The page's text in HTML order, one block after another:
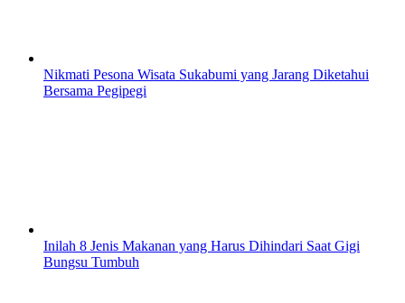
Nikmati Pesona Wisata Sukabumi yang Jarang Diketahui
Bersama Pegipegi
Inilah 8 Jenis Makanan yang Harus Dihindari Saat Gigi
Bungsu Tumbuh